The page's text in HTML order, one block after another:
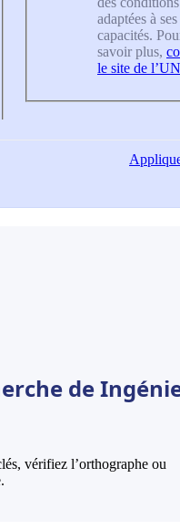
adaptées à ses
capacités.
savoir plus,
le site de
de
vérifiez l’orthographe ou